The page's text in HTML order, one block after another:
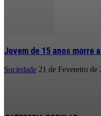
Jovem de 15 anos morre
Sociedade 21 de Fevereiro de